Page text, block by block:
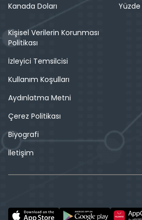
Kanada Doları
Kişisel Verilerin Korunması
Politikası
İzleyici Temsilcisi
Kullanım Koşulları
Aydınlatma Metni
Çerez Politikası
Biyografi
İletişim